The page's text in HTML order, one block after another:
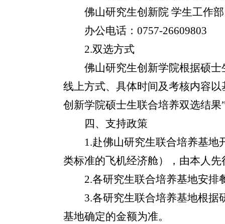
佛山研究生创新院 学生工作
办公电话：0757-26609803
2.双选方式
佛山研究生创新学院根据硕
线上方式、具体时间及考核内容
创新学院硕士生联合培养双选结果
四、支持政策
1.赴佛山研究生联合培养基地
类标准的飞机经济舱），由本人
2.各研究生联合培养基地安排
3.各研究生联合培养基地根据
基地确定的金额为准。